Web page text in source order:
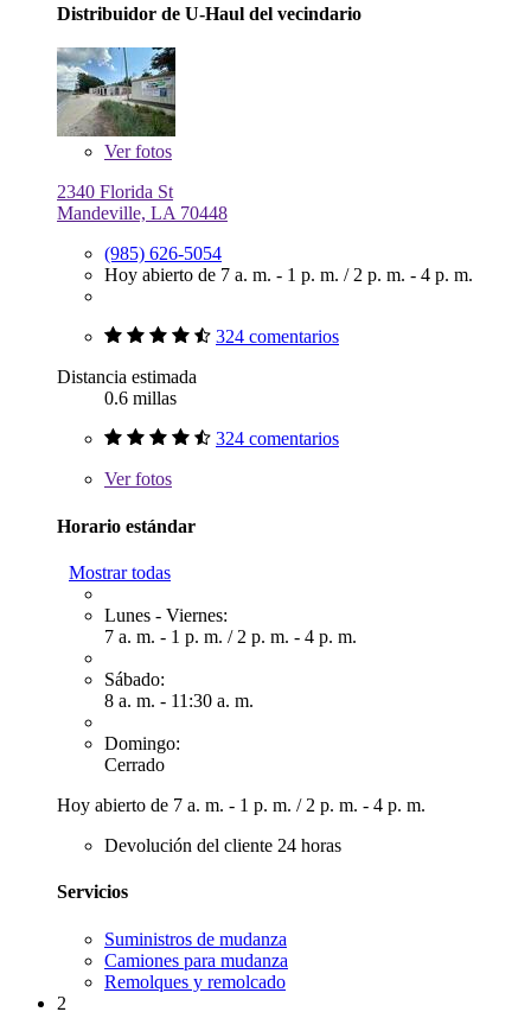
Distribuidor de U-Haul del vecindario
Verfotos
2340 Florida St
Mandeville, LA 70448
(985) 626-5054
Hoy abierto de 7 a. m. - 1 p. m. /2 p. m. - 4 p. m.
324 comentarios
Distancia estimada
0.6 millas
324 comentarios
Verfotos
Horario estándar
Mostrar todas
Lunes - Viernes:
7 a. m. - 1 p. m. / 2 p. m. - 4 p. m.
Sábado:
8 a. m. - 11:30 a. m.
Domingo:
Cerrado
Hoy abierto de 7 a. m. - 1 p. m. / 2 p. m. - 4 p. m.
Devolución del cliente 24 horas
Servicios
Suministros de mudanza
Camiones para mudanza
Remolques y remolcado
2